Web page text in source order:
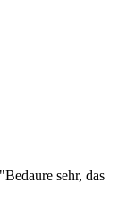
sehr, das